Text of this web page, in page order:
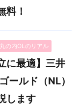
料！
丸の内OLのリアル
に最適】三井
ールド（NL）
します